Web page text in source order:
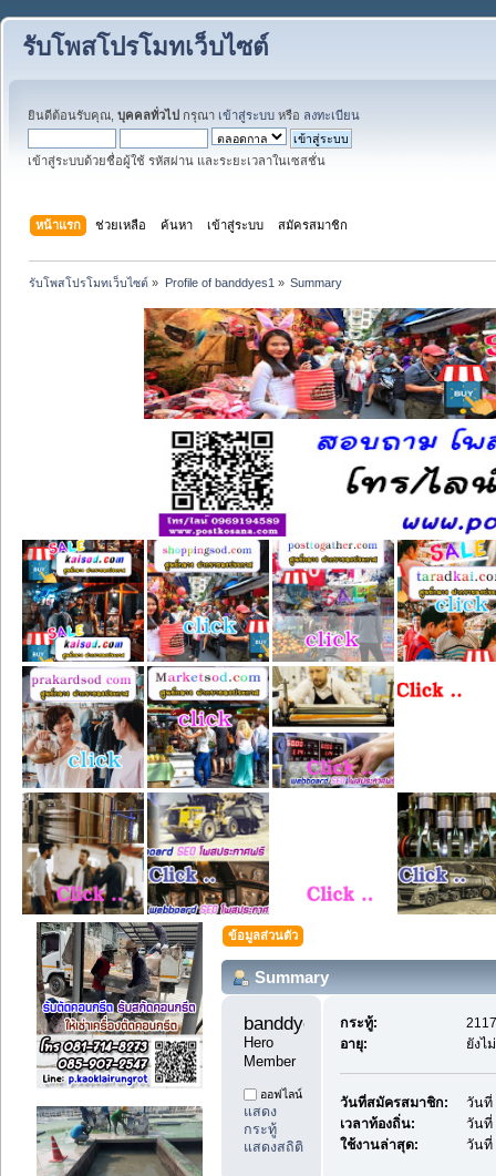
รับโพสโปรโมทเว็บไซต์
ยินดีต้อนรับคุณ, บุคคลทั่วไป กรุณา เข้าสู่ระบบ หรือ ลงทะเบียน
เข้าสู่ระบบด้วยชื่อผู้ใช้ รหัสผ่าน และระยะเวลาในเซสชั่น
หน้าแรก ช่วยเหลือ ค้นหา เข้าสู่ระบบ สมัครสมาชิก
รับโพสโปรโมทเว็บไซต์ » Profile of banddyes1 » Summary
ข้อมูลส่วนตัว
Summary
Hero
Member
ออฟไลน์
แสดง
กระทู้
แสดงสถิติ
กระทู้:
อายุ:
ยังไ
วันที่สมัครสมาชิก:
วันที่
เวลาท้องถิ่น:
วันที่
ใช้งานล่าสุด:
วันที่